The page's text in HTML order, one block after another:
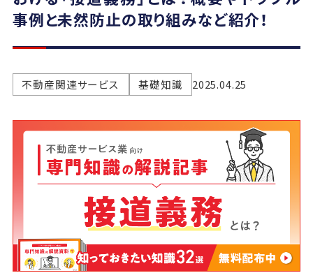
事例と未然防止の取り組みなど紹介！
不動産関連サービス 基礎知識 2025.04.25